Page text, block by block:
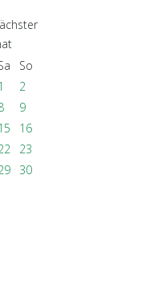
So
2
9
16
23
30